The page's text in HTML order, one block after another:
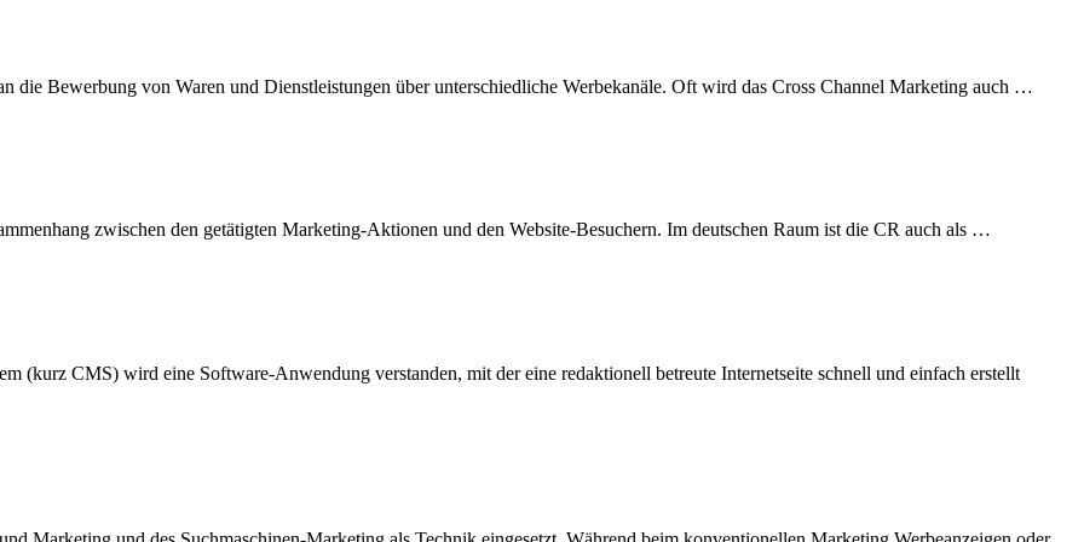
die Bewerbung von Waren und Dienstleistungen über unterschiedliche Werbekanäle. Oft wird das Cross Channel Marketing auch …
zwischen den getätigten Marketing-Aktionen und den Website-Besuchern. Im deutschen Raum ist die CR auch als …
(kurz CMS) wird eine Software-Anwendung verstanden, mit der eine redaktionell betreute Internetseite schnell und einfach erstellt